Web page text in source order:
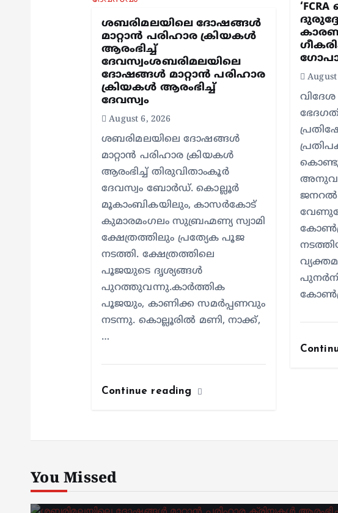
ശബരിമലയിലെ ദോഷങ്ങൾ
മാറ്റാൻ പരിഹാര ക്രിയകൾ
ആരംഭിച്ച്
ദേവസ്വംശബരിമലയിലെ
ദോഷങ്ങൾ മാറ്റാൻ പരിഹാര
ക്രിയകൾ ആരംഭിച്ച്
ദേവസ്വം
August 6, 2026
ശബരിമലയിലെ ദോഷങ്ങൾ
മാറ്റാൻ പരിഹാര ക്രിയകൾ
ആരംഭിച്ച് തിരുവിതാംകൂർ
ദേവസ്വം ബോർഡ്. കൊല്ലൂർ
മൂകാംബികയിലും, കാസർകോട്
കുമാരമംഗലം സുബ്രഹ്മണ്യ സ്വാമി
ക്ഷേത്രത്തിലും പ്രത്യേക പൂജ
നടത്തി. ക്ഷേത്രത്തിലെ
പൂജയുടെ ദൃശ്യങ്ങൾ
പുറത്തുവന്നു.കാർത്തിക
പൂജയും, കാണിക്ക സമർപ്പണവും
നടന്നു. കൊല്ലൂരിൽ മണി, നാക്ക്,
…
Continue reading
August
ജനറൽ
You Missed